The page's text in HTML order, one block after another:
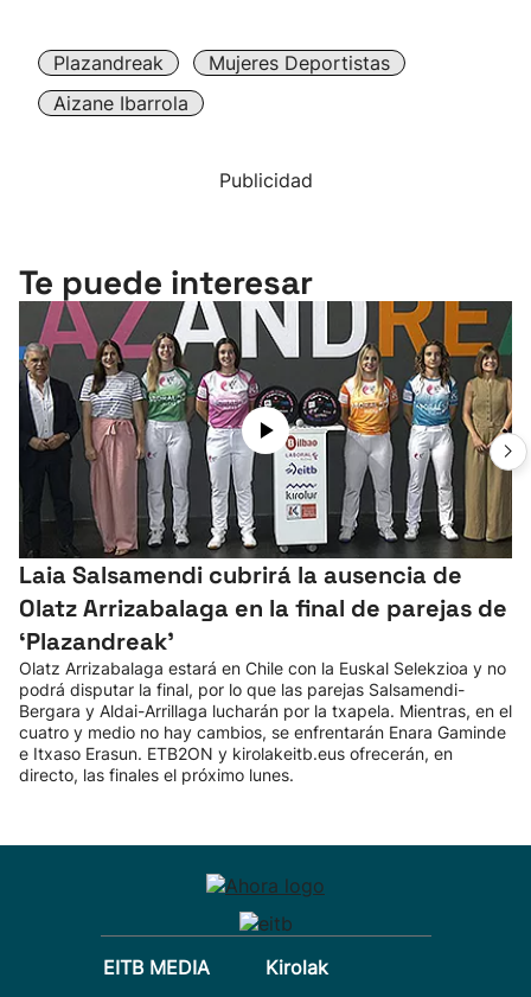
Plazandreak
Mujeres Deportistas
Aizane Ibarrola
Publicidad
Te puede interesar
Laia Salsamendi cubrirá la ausencia de
Olatz Arrizabalaga en la final de parejas de
‘Plazandreak'
Olatz Arrizabalaga estará en Chile con la Euskal Selekzioa y no
podrá disputar la final, por lo que las parejas Salsamendi-
Bergara y Aldai-Arrillaga lucharán por la txapela. Mientras, en el
cuatro y medio no hay cambios, se enfrentarán Enara Gaminde
e Itxaso Erasun. ETB2ON y kirolakeitb.eus ofrecerán, en
directo, las finales el próximo lunes.
EITB MEDIA
Kirolak